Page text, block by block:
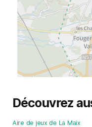
Découvrez
Aire de jeux de La Maix